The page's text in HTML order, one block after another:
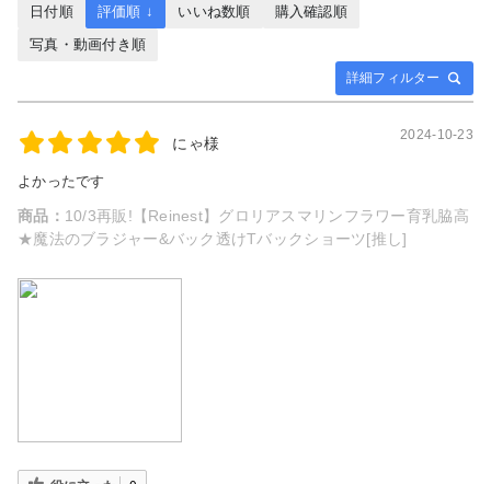
詳細フィルター
日付順 評価順 ↓ いいね数順
購入確認順
写真・動画付き順
にゃ様 2024-10-23
よかったです
商品： 10/3再販!【Reinest】グロリアスマリンフラワー育乳脇高
★魔法のブラジャー&バック透けTバックショーツ[推し]